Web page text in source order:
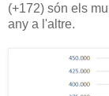
(+172) són els
any a l'altre.